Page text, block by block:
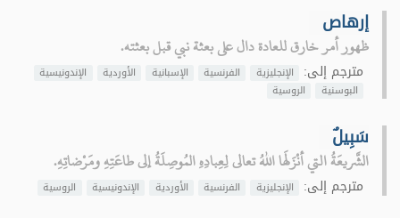
إرهاص
ظهور أمر خارق للعادة دال على بعثة نبي قبل بعثته.
مترجم إلى: الإنجليزية الفرنسية الإسبانية الأوردية
الإندونيسية
البوسنية
الروسية
سَبِيلٌ
الشَّريعَةُ التي أنْزَلَها اللهُ تعالى لِعِبادِهِ المُوصِلَةُ إلى طاعَتِهِ ومَرْضاتِهِ.
مترجم إلى: الإنجليزية الفرنسية الأوردية الإندونيسية الروسية